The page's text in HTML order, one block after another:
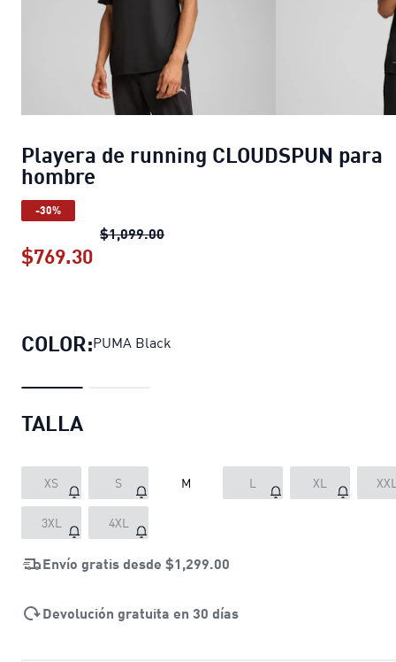
Playera de running CLOUDSPUN para
hombre
-30%
$1,099.00Playera de running CLOUDSPUN
$769.30
COLOR:PUMA Black
TALLA
XS S M L XL
3XL 4XL
Envío gratis desde $1,299.00
Devolución gratuita en 30 días